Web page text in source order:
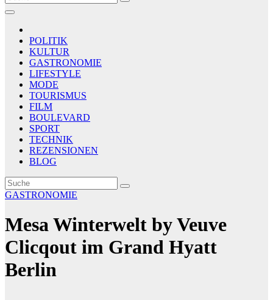
Le Matin
AGENCE DE PRESSE
POLITIK
KULTUR
GASTRONOMIE
LIFESTYLE
MODE
TOURISMUS
FILM
BOULEVARD
SPORT
TECHNIK
REZENSIONEN
BLOG
GASTRONOMIE
Mesa Winterwelt by Veuve
Clicqout im Grand Hyatt
Berlin